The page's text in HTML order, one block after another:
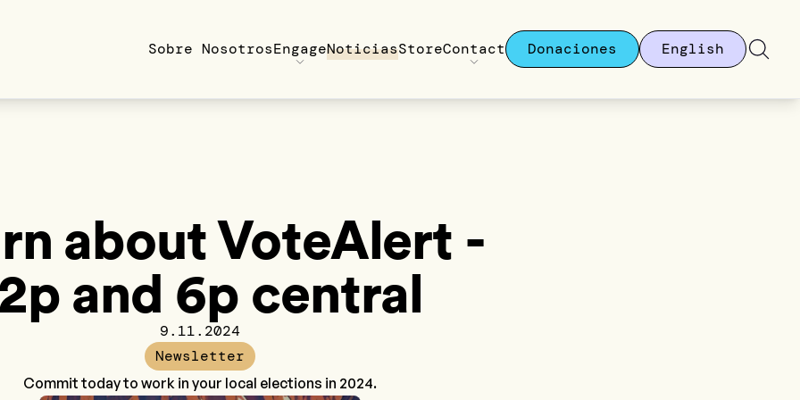
Sobre NosotrosEngageNoticiasStoreContact Donaciones English
about VoteAlert -
and 6p central
9.11.2024
Newsletter
Commit today to work in your local elections in 2024.